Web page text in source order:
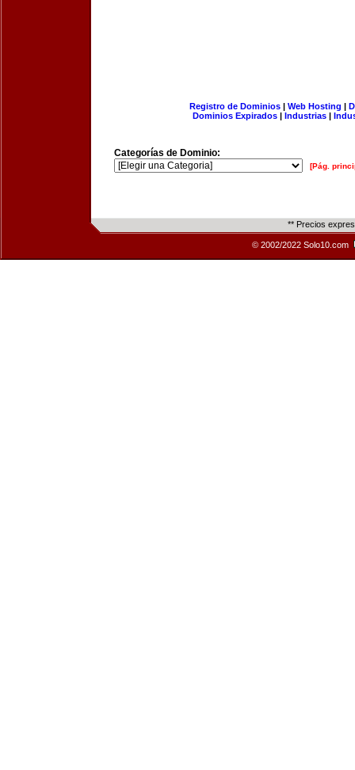
Registro de Dominios| Web Hosting |
Dominios Expirados | Industrias |
Categorías de Dominio:
[Pág.
** Precios
© 2002/2022 Solo10.com